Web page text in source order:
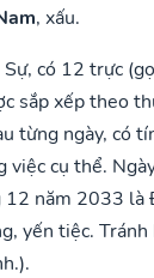
, xấu.
có 12 trực
sắp xếp theo
từng ngày, có
việc cụ thể.
12 năm 2033 là
yến tiệc.